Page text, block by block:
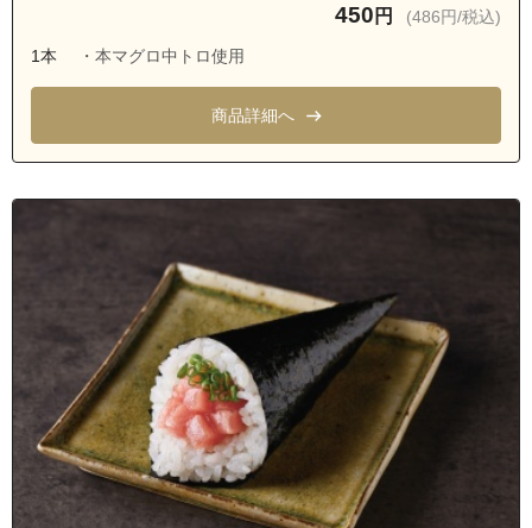
愛知県名古屋市緑区鶴が沢１丁目
愛知県名古屋市緑区鶴が沢２丁目
愛知県名古屋市緑区鶴が沢３丁目
愛知県名古屋市緑区亀が洞１丁目
愛知県名古屋市緑区亀が洞２丁目
愛知県名古屋市緑区鏡田
愛知県名古屋市緑区兵庫１丁目
愛知県名古屋市緑区兵庫２丁目
愛知県名古屋市緑区藤塚１丁目
愛知県名古屋市緑区藤塚２丁目
愛知県名古屋市緑区藤塚３丁目
愛知県名古屋市緑区ほら貝３丁目
450 円 (486円/税込)
1本 ・本マグロ中トロ使用
商品詳細へ